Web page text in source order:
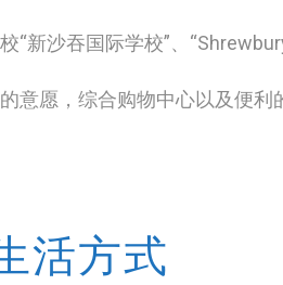
“新沙吞国际学校”、
意愿，综合购物中心以及便利
活方式